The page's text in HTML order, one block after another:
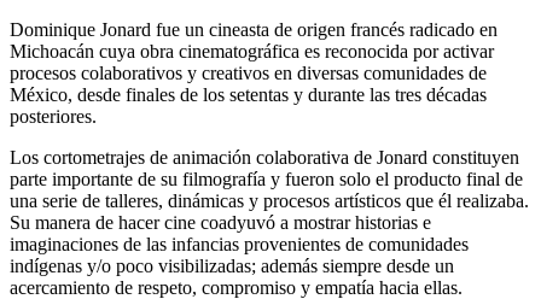
Dominique Jonard fue un cineasta de origen francés radicado en
Michoacán cuya obra cinematográfica es reconocida por activar
procesos colaborativos y creativos en diversas comunidades de
México, desde finales de los setentas y durante las tres décadas
posteriores.
Los cortometrajes de animación colaborativa de Jonard constituyen
parte importante de su filmografía y fueron solo el producto final de
una serie de talleres, dinámicas y procesos artísticos que él realizaba.
Su manera de hacer cine coadyuvó a mostrar historias e
imaginaciones de las infancias provenientes de comunidades
indígenas y/o poco visibilizadas; además siempre desde un
acercamiento de respeto, compromiso y empatía hacia ellas.